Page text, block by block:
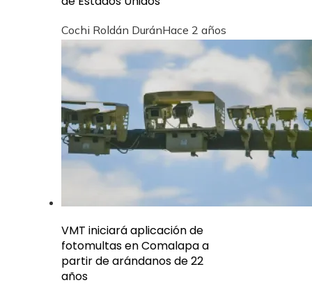
Cochi Roldán DuránHace 2 años
VMT iniciará aplicación de
fotomultas en Comalapa a
partir de arándanos de 22
años